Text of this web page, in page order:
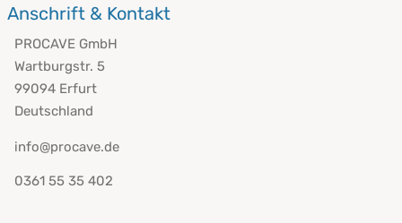
Anschrift & Kontakt
PROCAVE GmbH
Wartburgstr. 5
99094 Erfurt
Deutschland
info@procave.de
0361 55 35 402